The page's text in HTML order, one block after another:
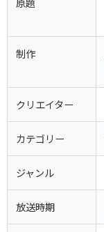
制作
クリエイター
カテゴリー
ジャンル
放送時期